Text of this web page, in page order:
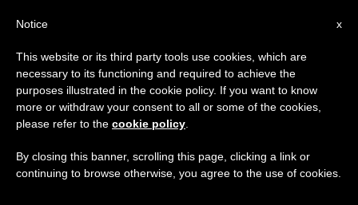
ETIQUETA
Posts Tagged
‘Misioneras De Cristo
Sacerdote’
×
Aviso importante
Del 27 de julio al 7 de agosto haremos la pausa
anual, aprovechando que en el periodo de verano
se generan menos informaciones y también el
x
Notice
This website or its third party tools use cookies, which are
necessary to its functioning and required to achieve the
purposes illustrated in the cookie policy. If you want to know
more or withdraw your consent to all or some of the cookies,
please refer to the cookie policy
By closing this banner, scrolling this page, clicking a link or
continuing to browse otherwise, you agree to the use of cookies.